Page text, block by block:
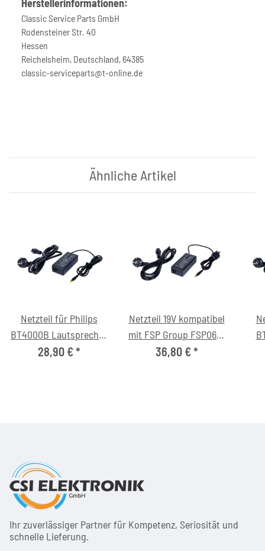
Herstellerinformationen:
Classic Service Parts GmbH
Rodensteiner Str. 40
Hessen
Reichelsheim, Deutschland, 64385
classic-serviceparts@t-online.de
Ähnliche Artikel
Netzteil für Philips
BT4000B Lautsprecher
(12V/4.0A, 5.5/2.1mm,
28,90 €*
Netzteil 19V kompatibel
mit FSP Group FSP065-
AAB (DC-Stecker
36,80 €*
Ihr zuver­läs­siger Partner für Kom­pe­tenz, Seri­osi­tät und
schnel­le Lie­ferung.